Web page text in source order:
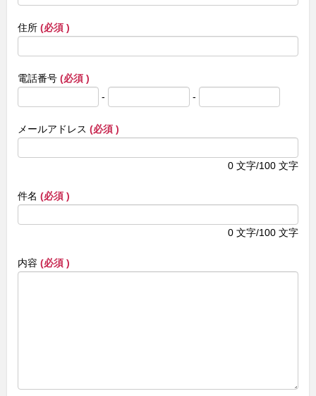
住所 (必須 )
電話番号 (必須 )
-
-
メールアドレス (必須 )
0 文字/100 文字
件名 (必須 )
0 文字/100 文字
内容 (必須 )